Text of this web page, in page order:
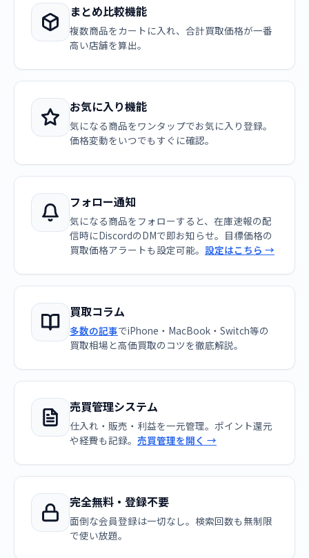
まとめ比較機能
複数商品をカートに入れ、合計買取価格が一番
高い店舗を算出。
お気に入り機能
気になる商品をワンタップでお気に入り登録。
価格変動をいつでもすぐに確認。
フォロー通知
気になる商品をフォローすると、在庫速報の配
信時にDiscordのDMで即お知らせ。目標価格の
買取価格アラートも設定可能。 設定はこちら →
買取コラム
多数の記事でiPhone・MacBook・Switch等の
買取相場と高価買取のコツを徹底解説。
売買管理システム
仕入れ・販売・利益を一元管理。ポイント還元
や経費も記録。 売買管理を開く →
完全無料・登録不要
面倒な会員登録は一切なし。検索回数も無制限
で使い放題。